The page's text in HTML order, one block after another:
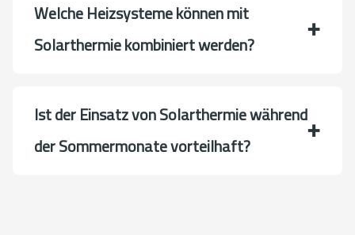
Welche Heizsysteme können mit
Solarthermie kombiniert werden?
Ist der Einsatz von Solarthermie während
der Sommermonate vorteilhaft?